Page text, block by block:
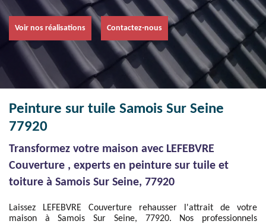
Voir nos réalisations Contactez-nous
Peinture sur tuile Samois Sur Seine
77920
Transformez votre maison avec LEFEBVRE
Couverture , experts en peinture sur tuile et
toiture à Samois Sur Seine, 77920
Laissez LEFEBVRE Couverture rehausser l'attrait de votre
maison à Samois Sur Seine, 77920. Nos professionnels